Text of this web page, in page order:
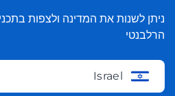
ניתן לשנות את המדינה ולצפות
הרלבנטי
Israel